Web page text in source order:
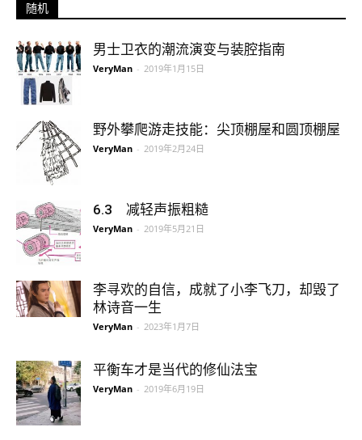
随机
男士卫衣的潮流演变与装腔指南
VeryMan - 2019年1月15日
野外攀爬游走技能：尖顶棚屋和圆顶棚屋
VeryMan - 2019年2月24日
6.3 减轻声振粗糙
VeryMan - 2019年5月21日
李寻欢的自信，成就了小李飞刀，却毁了
林诗音一生
VeryMan - 2023年1月7日
平衡车才是当代的修仙法宝
VeryMan - 2019年6月19日